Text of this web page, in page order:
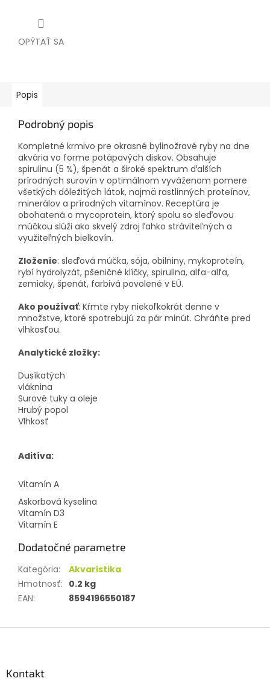
OPÝTAŤ SA
Popis
Podrobný popis
Kompletné krmivo pre okrasné bylinožravé ryby na dne
akvária vo forme potápavých diskov. Obsahuje
spirulinu (5 %), špenát a široké spektrum ďalších
prírodných surovín v optimálnom vyváženom pomere
všetkých dôležitých látok, najmä rastlinných proteínov,
minerálov a prírodných vitamínov. Receptúra je
obohatená o mycoprotein, ktorý spolu so sleďovou
múčkou slúži ako skvelý zdroj ľahko stráviteľných a
využiteľných bielkovín.
Zloženie: sleďová múčka, sója, obilniny, mykoproteín,
rybí hydrolyzát, pšeničné klíčky, spirulina, alfa-alfa,
zemiaky, špenát, farbivá povolené v EÚ.
Ako používať: Kŕmte ryby niekoľkokrát denne v
množstve, ktoré spotrebujú za pár minút. Chráňte pred
vlhkosťou.
Analytické zložky:
Dusíkatých
vláknina
Surové tuky a oleje
Hrubý popol
Vlhkosť
Aditíva:
Vitamín A
Askorbová kyselina
Vitamín D3
Vitamín E
Dodatočné parametre
Kategória:
Akvaristika
Hmotnosť: 0.2 kg
EAN: 8594196550187
Kontakt